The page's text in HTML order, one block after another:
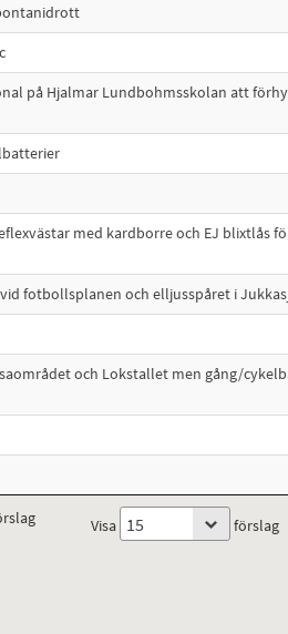
på Hjalmar Lundbohmsskolan att
med kardborre och EJ blixtlås
fotbollsplanen och elljusspåret i
och Lokstallet men gång/
Visa förslag